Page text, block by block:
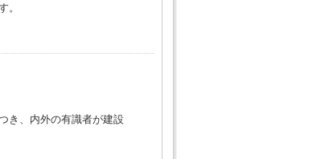
。
き、内外の有識者が建設